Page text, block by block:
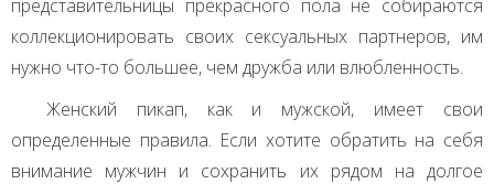
представительницы прекрасного пола не собираются
коллекционировать своих сексуальных партнеров, им
нужно что-то большее, чем дружба или влюбленность.
Женский пикап, как и мужской, имеет свои
определенные правила. Если хотите обратить на себя
внимание мужчин и сохранить их рядом на долгое